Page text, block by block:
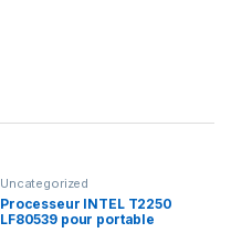
Uncategorized
Processeur INTEL T2250
LF80539 pour portable